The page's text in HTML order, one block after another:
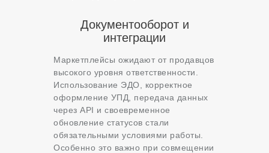
Документооборот и
интеграции
Маркетплейсы ожидают от продавцов
высокого уровня ответственности.
Использование ЭДО, корректное
оформление УПД, передача данных
через API и своевременное
обновление статусов стали
обязательными условиями работы.
Особенно это важно при совмещении